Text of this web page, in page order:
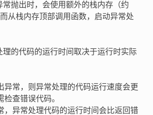
常抛出时，会使用额外的栈内存（约
从栈内存顶部调用函数，启动异常处
理的代码的运行时间取决于运行时实际
异常，则异常处理的代码运行速度会更
检查错误代码。
，异常处理代码的运行时间会比返回错